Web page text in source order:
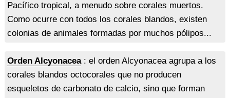
Pacífico tropical, a menudo sobre corales muertos.
Como ocurre con todos los corales blandos, existen
colonias de animales formadas por muchos pólipos...
Orden Alcyonacea: el orden Alcyonacea agrupa a los
corales blandos octocorales que no producen
esqueletos de carbonato de calcio, sino que forman